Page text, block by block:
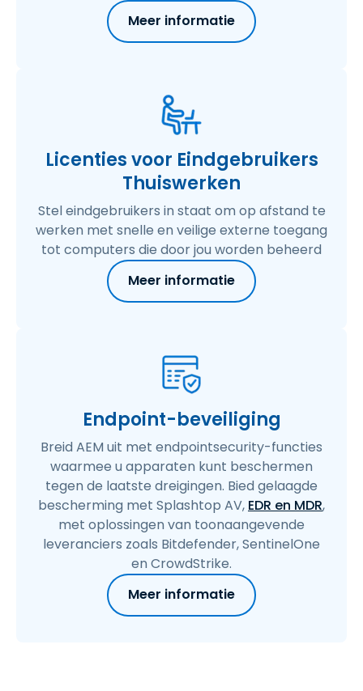
Meer informatie
Licenties voor Eindgebruikers
Thuiswerken
Stel eindgebruikers in staat om op afstand te
werken met snelle en veilige externe toegang
tot computers die door jou worden beheerd
Meer informatie
Endpoint-beveiliging
Breid AEM uit met endpointsecurity-functies
waarmee u apparaten kunt beschermen
tegen de laatste dreigingen. Bied gelaagde
bescherming met Splashtop AV, EDR en MDR,
met oplossingen van toonaangevende
leveranciers zoals Bitdefender, SentinelOne
en CrowdStrike.
Meer informatie